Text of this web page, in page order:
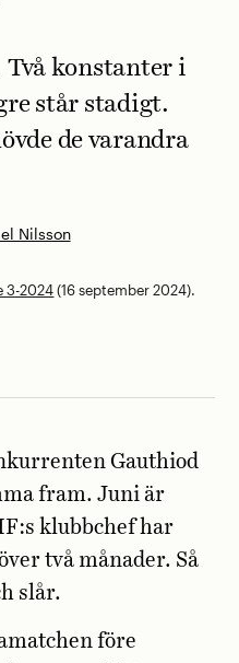
Nilsson
konstanter i
står stadigt.
de varandra
3-2024(16 september 2024).
Gauthiod
fram. Juni är
klubbchef har
två månader. Så
slår.
före